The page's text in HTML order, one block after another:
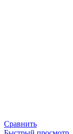
Сравнить